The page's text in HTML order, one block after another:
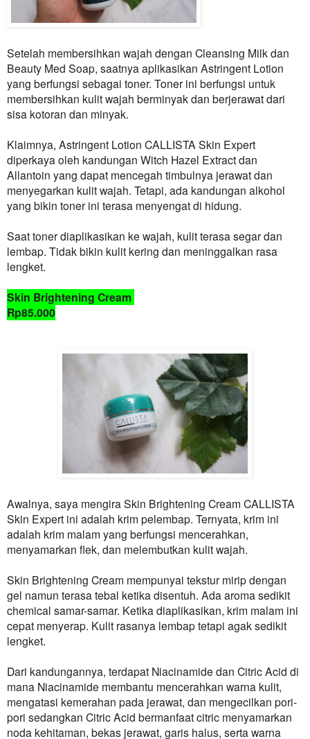
Setelah membersihkan wajah dengan Cleansing Milk dan
Beauty Med Soap, saatnya aplikasikan Astringent Lotion
yang berfungsi sebagai toner. Toner ini berfungsi untuk
membersihkan kulit wajah berminyak dan berjerawat dari
sisa kotoran dan minyak.
Klaimnya, Astringent Lotion CALLISTA Skin Expert
diperkaya oleh kandungan Witch Hazel Extract dan
Allantoin yang dapat mencegah timbulnya jerawat dan
menyegarkan kulit wajah. Tetapi, ada kandungan alkohol
yang bikin toner ini terasa menyengat di hidung.
Saat toner diaplikasikan ke wajah, kulit terasa segar dan
lembap. Tidak bikin kulit kering dan meninggalkan rasa
lengket.
Skin Brightening Cream
Rp85.000
Awalnya, saya mengira Skin Brightening Cream CALLISTA
Skin Expert ini adalah krim pelembap. Ternyata, krim ini
adalah krim malam yang berfungsi mencerahkan,
menyamarkan flek, dan melembutkan kulit wajah.
Skin Brightening Cream mempunyai tekstur mirip dengan
gel namun terasa tebal ketika disentuh. Ada aroma sedikit
chemical samar-samar. Ketika diaplikasikan, krim malam ini
cepat menyerap. Kulit rasanya lembap tetapi agak sedikit
lengket.
Dari kandungannya, terdapat Niacinamide dan Citric Acid di
mana Niacinamide membantu mencerahkan warna kulit,
mengatasi kemerahan pada jerawat, dan mengecilkan pori-
pori sedangkan Citric Acid bermanfaat citric menyamarkan
noda kehitaman, bekas jerawat, garis halus, serta warna